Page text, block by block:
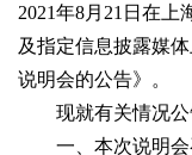
2021年8月21日在上
及指定信息披露媒
说明会的公告》。
现就有关情况公
一、本次说明会